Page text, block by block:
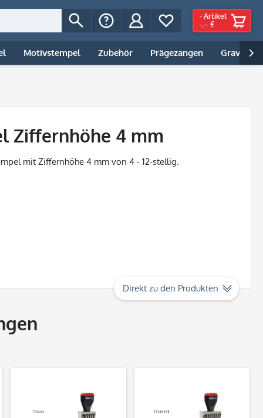
- Artikel
-,-- €
Motivstempel Zubehör Prägezangen Gravur |

Ziffernhöhe 4 mm
mit Ziffernhöhe 4 mm von 4 - 12-stellig.
Direkt zu den Produkten